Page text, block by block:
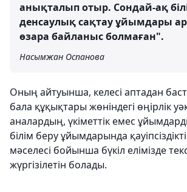
анықталып отыр. Сондай-ақ
денсаулық сақтау ұйымдары
өзара байланыс болмаған".
Насымжан Оспанова
Оның айтуынша, келесі аптадан
бала құқықтары жөніндегі өңірлік
аналардың, үкіметтік емес
білім беру ұйымдарында
мәселесі бойынша бүкіл елімізде
жүргізілетін болады.